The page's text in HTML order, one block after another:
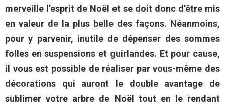
merveille l’esprit de Noël et se doit donc d’être mis
en valeur de la plus belle des façons. Néanmoins,
pour y parvenir, inutile de dépenser des sommes
folles en suspensions et guirlandes. Et pour cause,
il vous est possible de réaliser par vous-même des
décorations qui auront le double avantage de
sublimer votre arbre de Noël tout en le rendant